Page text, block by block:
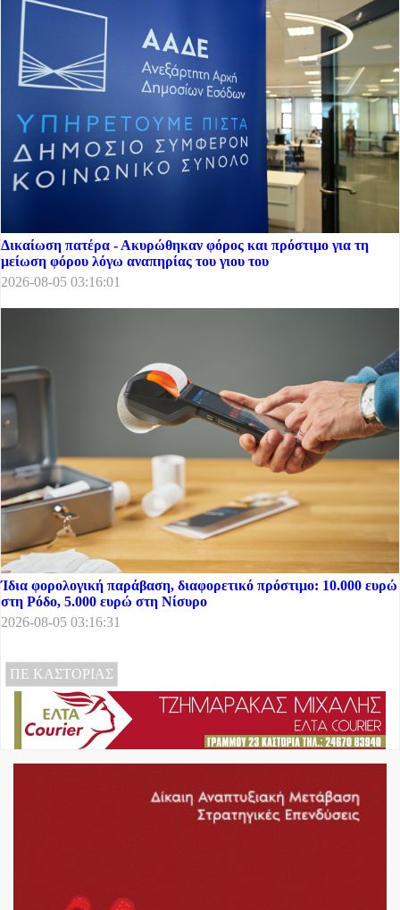
Δικαίωση πατέρα - Ακυρώθηκαν φόρος και πρόστιμο για τη
μείωση φόρου λόγω αναπηρίας του γιου του
2026-08-05 03:16:01
Ίδια φορολογική παράβαση, διαφορετικό πρόστιμο: 10.000 ευρώ
στη Ρόδο, 5.000 ευρώ στη Νίσυρο
2026-08-05 03:16:31
ΠΕ ΚΑΣΤΟΡΙΑΣ